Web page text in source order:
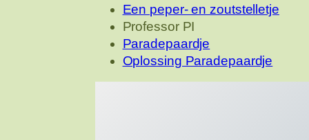
Een peper- en zoutstelletje
Professor PI
Paradepaardje
Oplossing Paradepaardje